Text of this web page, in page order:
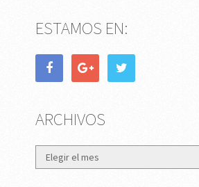
ESTAMOS EN:
ARCHIVOS
Archivos